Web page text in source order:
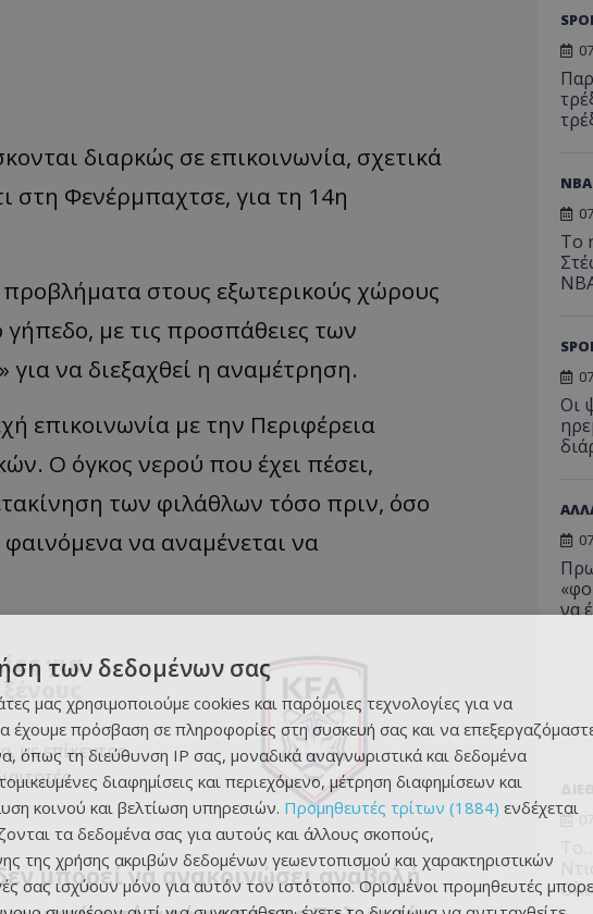
διαρκώς σε επικοινωνία, σχετικά
στη Φενέρμπαχτσε, για τη 14η
προβλήματα στους εξωτερικούς χώρους
με τις προσπάθειες των
να διεξαχθεί η αναμέτρηση.
επικοινωνία με την Περιφέρεια
Ο όγκος νερού που έχει πέσει,
των φιλάθλων τόσο πριν, όσο
να αναμένεται να
για
με επίκεντρο
μπορεί να ανακοινώσει αναβολή
NBA
Το
Οι
να
των δεδομένων σας
μας χρησιμοποιούμε cookies και παρόμοιες τεχνολογίες για να
έχουμε πρόσβαση σε πληροφορίες στη συσκευή σας και να
όπως τη διεύθυνση IP σας, μοναδικά αναγνωριστικά και δεδομένα
διαφημίσεις και περιεχόμενο, μέτρηση διαφημίσεων και
κοινού και βελτίωση υπηρεσιών. Προμηθευτές τρίτων (1884) ενδέχεται
τα δεδομένα σας για αυτούς και άλλους σκοπούς,
της χρήσης ακριβών δεδομένων γεωεντοπισμού και χαρακτηριστικών
σας ισχύουν μόνο για αυτόν τον ιστότοπο. Ορισμένοι προμηθευτές